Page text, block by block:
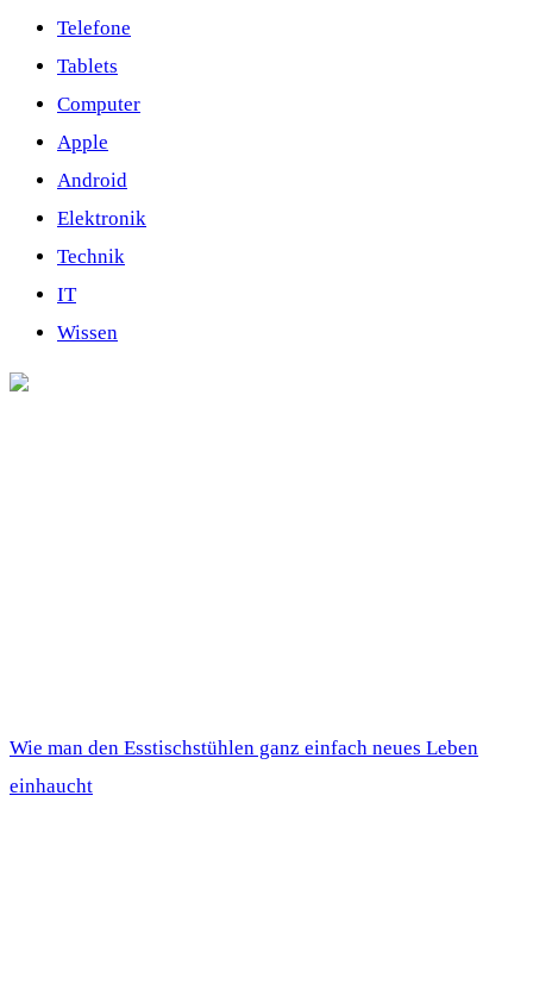
Telefone
Tablets
Computer
Apple
Android
Elektronik
Technik
IT
Wissen
Wie man den Esstischstühlen ganz einfach neues Leben
einhaucht